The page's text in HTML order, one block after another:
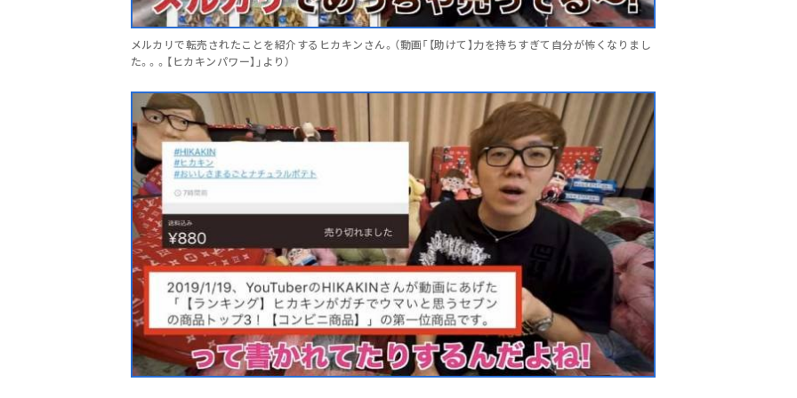
メルカリで転売されたことを紹介するヒカキンさん。（動画「【助けて】力を持ちすぎて自分が怖くなりまし
た。。。【ヒカキンパワー】」より）